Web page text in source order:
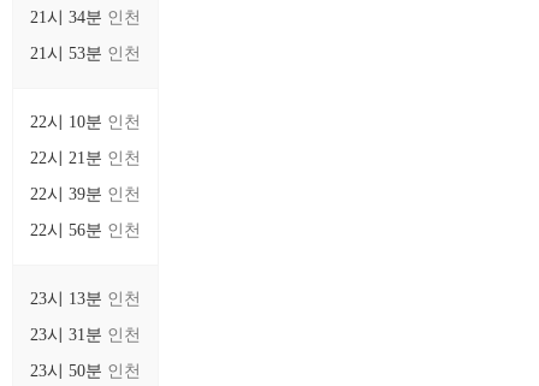
21시 34분 인천
21시 53분 인천
22시 10분 인천
22시 21분 인천
22시 39분 인천
22시 56분 인천
23시 13분 인천
23시 31분 인천
23시 50분 인천